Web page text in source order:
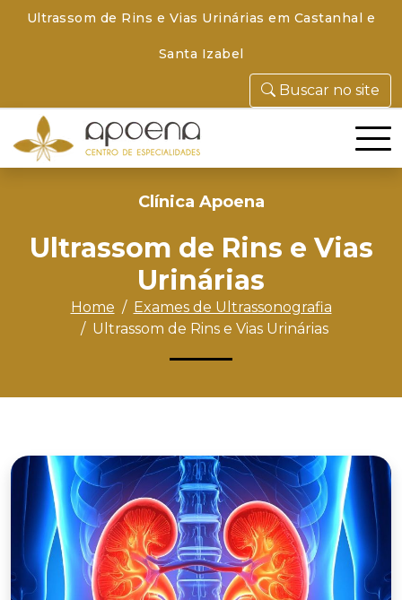
Ultrassom de Rins e Vias Urinárias em Castanhal e
Santa Izabel
Buscar no site
Clínica Apoena
Ultrassom de Rins e Vias
Urinárias
Home
Exames de Ultrassonografia
Ultrassom de Rins e Vias Urinárias